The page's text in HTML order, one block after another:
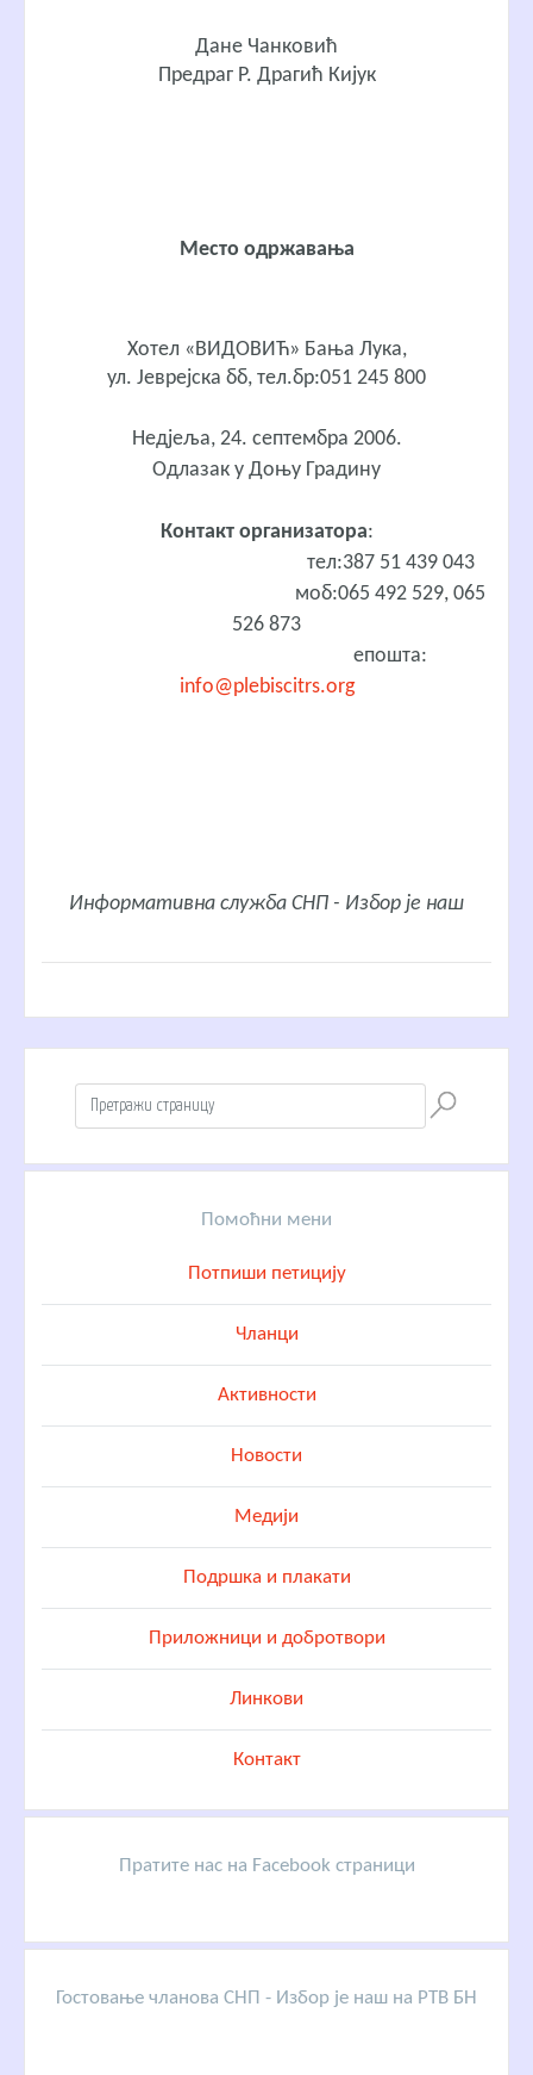
Дане Чанковић
Предраг Р. Драгић Кијук
Место одржавања
Хотел «ВИДОВИЋ» Бања Лука,
ул. Јеврејска бб, тел.бр:051 245 800
Недјеља, 24. септембра 2006.
Одлазак у Доњу Градину
Контакт организатора:
тел:387 51 439 043
моб:065 492 529, 065
526 873
епошта:
info@plebiscitrs.org
Информативна служба СНП - Избор је наш
Помоћни мени
Потпиши петицију
Чланци
Активности
Новости
Медији
Подршка и плакати
Приложници и добротвори
Линкови
Контакт
Пратите нас на Facebook страници
Гостовање чланова СНП - Избор је наш на РТВ БН